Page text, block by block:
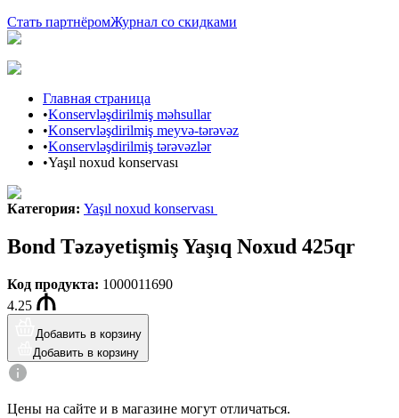
Стать партнёромЖурнал со скидками
Главная страница
•Konservləşdirilmiş məhsullar
•Konservləşdirilmiş meyvə-tərəvəz
•Konservləşdirilmiş tərəvəzlər
•Yaşıl noxud konservası
Категория: Yaşıl noxud konservası
Bond Təzəyetişmiş Yaşıq Noxud 425qr
Код продукта: 1000011690
4.25
Добавить в корзину
Добавить в корзину
Цены на сайте и в магазине могут отличаться.